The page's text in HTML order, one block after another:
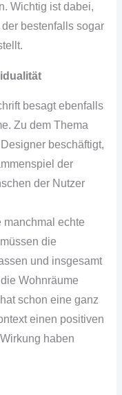
Wichtig ist dabei,
bestenfalls sogar
besagt ebenfalls
. Zu dem Thema
beschäftigt,
der
der Nutzer
manchmal echte
die
und insgesamt
Wohnräume
hat schon eine ganz
einen positiven
haben